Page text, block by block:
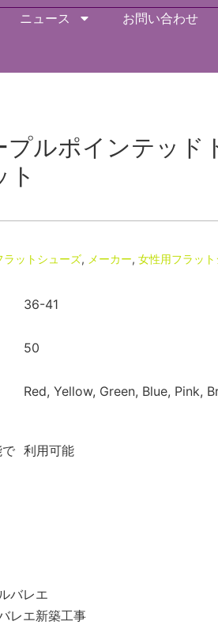
ニュース お問い合わせ
プルポインテッド
ト
ラットシューズ, メーカー, 女性用フラッ
36-41
50
Red, Yellow, Green, Blue, Pink,
利用可能
バレエ
レエ新築工事